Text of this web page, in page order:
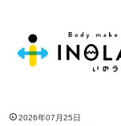
2026年07月25日